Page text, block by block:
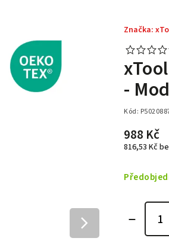
-
Kód:
988 Kč
816,53 Kč
Značka: